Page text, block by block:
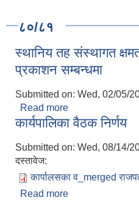
८०/८१
स्थानिय तह संस्थागत
प्रकाशन सम्बन्धमा
Submitted on: Wed, 02/05/
Read more
नतिजा प्रकाशन
कार्यपालिका वैठक निर्णय
Submitted on: Wed, 08/14/
दस्तावेज:
कार्पालसका व_merged
Read more